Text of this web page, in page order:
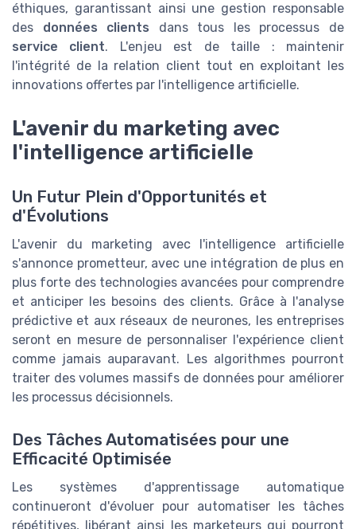
éthiques, garantissant ainsi une gestion responsable
des données clients dans tous les processus de
service client. L'enjeu est de taille : maintenir
l'intégrité de la relation client tout en exploitant les
innovations offertes par l'intelligence artificielle.
L'avenir du marketing avec
l'intelligence artificielle
Un Futur Plein d'Opportunités et
d'Évolutions
L'avenir du marketing avec l'intelligence artificielle
s'annonce prometteur, avec une intégration de plus en
plus forte des technologies avancées pour comprendre
et anticiper les besoins des clients. Grâce à l'analyse
prédictive et aux réseaux de neurones, les entreprises
seront en mesure de personnaliser l'expérience client
comme jamais auparavant. Les algorithmes pourront
traiter des volumes massifs de données pour améliorer
les processus décisionnels.
Des Tâches Automatisées pour une
Efficacité Optimisée
Les systèmes d'apprentissage automatique
continueront d'évoluer pour automatiser les tâches
répétitives, libérant ainsi les marketeurs qui pourront